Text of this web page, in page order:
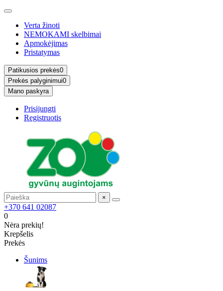
Verta žinoti
NEMOKAMI skelbimai
Apmokėjimas
Pristatymas
Patikusios prekės0
Prekės palyginimui0
Mano paskyra
Prisijungti
Registruotis
×
+370 641 02087
0
Nėra prekių!
Krepšelis
Prekės
Šunims